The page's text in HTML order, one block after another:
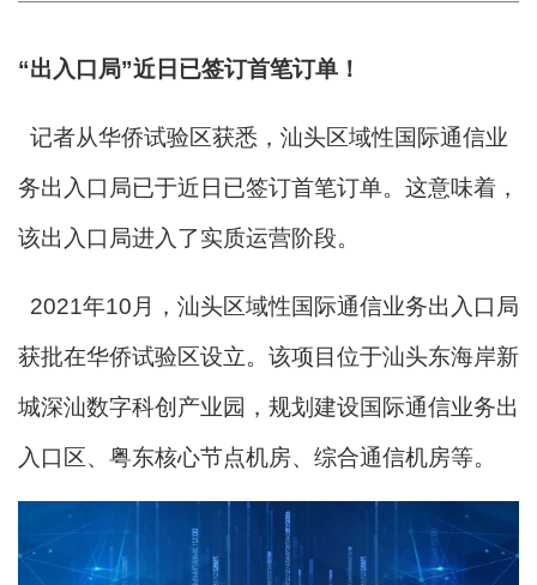
“出入口局”近日已签订首笔订单！
记者从华侨试验区获悉，汕头区域性国际通信业
务出入口局已于近日已签订首笔订单。这意味着，
该出入口局进入了实质运营阶段。
2021年10月，汕头区域性国际通信业务出入口局
获批在华侨试验区设立。该项目位于汕头东海岸新
城深汕数字科创产业园，规划建设国际通信业务出
入口区、粤东核心节点机房、综合通信机房等。